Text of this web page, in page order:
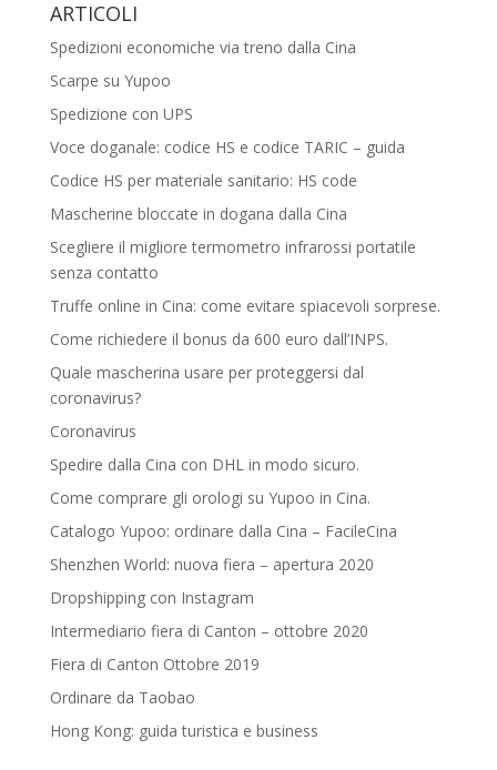
ARTICOLI
Spedizioni economiche via treno dalla Cina
Scarpe su Yupoo
Spedizione con UPS
Voce doganale: codice HS e codice TARIC – guida
Codice HS per materiale sanitario: HS code
Mascherine bloccate in dogana dalla Cina
Scegliere il migliore termometro infrarossi portatile
senza contatto
Truffe online in Cina: come evitare spiacevoli sorprese.
Come richiedere il bonus da 600 euro dall’INPS.
Quale mascherina usare per proteggersi dal
coronavirus?
Coronavirus
Spedire dalla Cina con DHL in modo sicuro.
Come comprare gli orologi su Yupoo in Cina.
Catalogo Yupoo: ordinare dalla Cina – FacileCina
Shenzhen World: nuova fiera – apertura 2020
Dropshipping con Instagram
Intermediario fiera di Canton – ottobre 2020
Fiera di Canton Ottobre 2019
Ordinare da Taobao
Hong Kong: guida turistica e business